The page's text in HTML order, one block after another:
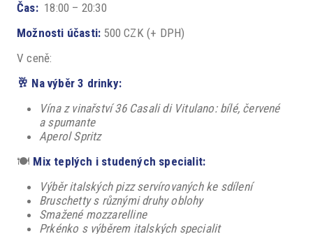
Čas: 18:00 – 20:30
Možnosti účasti: 500 CZK (+ DPH)
V ceně:
🥂 Na výběr 3 drinky:
Vína z vinařství 36 Casali di Vitulano: bílé, červené
a spumante
Aperol Spritz
🍽️ Mix teplých i studených specialit:
Výběr italských pizz servírovaných ke sdílení
Bruschetty s různými druhy oblohy
Smažené mozzarelline
Prkénko s výběrem italských specialit